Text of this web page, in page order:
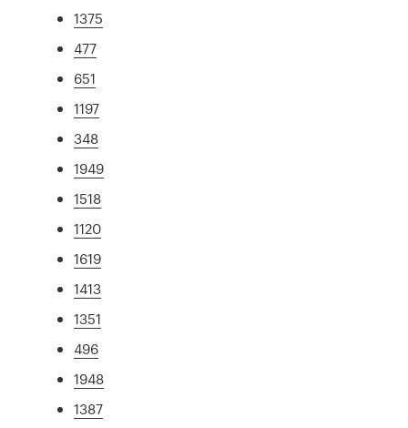
1375
477
651
1197
348
1949
1518
1120
1619
1413
1351
496
1948
1387